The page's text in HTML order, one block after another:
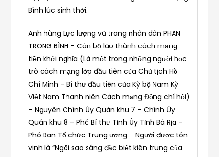
Bình lúc sinh thời.
Anh hùng Lực lượng vũ trang nhân dân PHAN
TRỌNG BÌNH – Cán bộ lão thành cách mạng
tiền khởi nghĩa (Là một trong những người học
trò cách mạng lớp đầu tiên của Chủ tịch Hồ
Chí Minh – Bí thư đầu tiên của Kỳ bộ Nam Kỳ
Việt Nam Thanh niên Cách mạng Đồng chí hội)
– Nguyên Chính Ủy Quân khu 7 – Chính Ủy
Quân khu 8 – Phó Bí thư Tỉnh Ủy Tỉnh Bà Rịa –
Phó Ban Tổ chức Trung ương – Người được tôn
vinh là “Ngôi sao sáng đặc biệt kiên trung của